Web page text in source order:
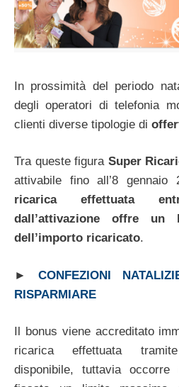
In prossimità del periodo
degli operatori di telefonia
clienti diverse tipologie di
Tra queste figura Super
attivabile fino all’8 gennaio
ricarica effettuata
dall’attivazione offre
dell’importo ricaricato.
► CONFEZIONI
RISPARMIARE
Il bonus viene accreditato
ricarica effettuata
disponibile, tuttavia